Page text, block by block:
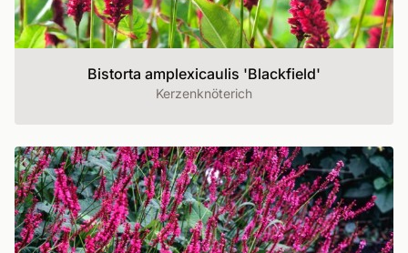
Bistorta amplexicaulis 'Blackfield'
Kerzenknöterich